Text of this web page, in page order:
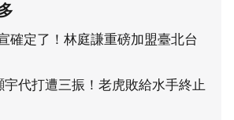
確定了！林庭謙重磅加盟臺北台
宇代打遭三振！老虎敗給水手終止